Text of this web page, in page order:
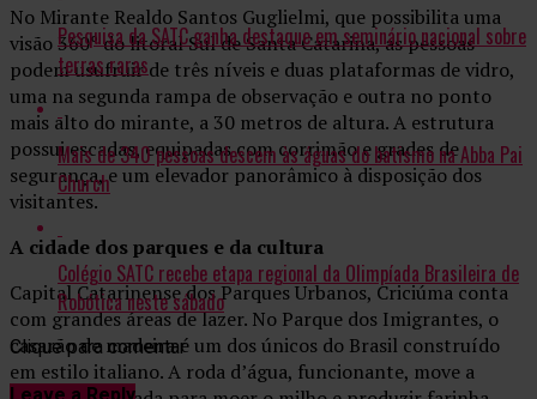
No Mirante Realdo Santos Guglielmi, que possibilita uma
visão 360° do litoral Sul de Santa Catarina, as pessoas
podem usufruir de três níveis e duas plataformas de vidro,
uma na segunda rampa de observação e outra no ponto
mais alto do mirante, a 30 metros de altura. A estrutura
possui escadas, equipadas com corrimão e grades de
segurança, e um elevador panorâmico à disposição dos
visitantes.
A cidade dos parques e da cultura
Capital Catarinense dos Parques Urbanos, Criciúma conta
com grandes áreas de lazer. No Parque dos Imigrantes, o
casarão de madeira é um dos únicos do Brasil construído
em estilo italiano. A roda d’água, funcionante, move a
Pesquisa da SATC ganha destaque em seminário nacional sobre
terras raras
Mais de 340 pessoas descem às águas do batismo na Abba Pai
Church
Colégio SATC recebe etapa regional da Olimpíada Brasileira de
Robótica neste sábado
Clique para comentar